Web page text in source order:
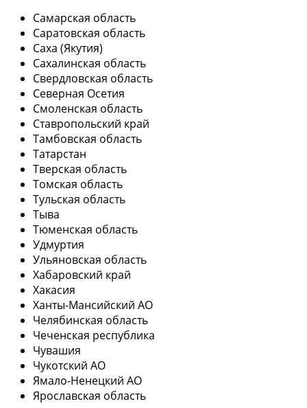
Самарская область
Саратовская область
Саха (Якутия)
Сахалинская область
Свердловская область
Северная Осетия
Смоленская область
Ставропольский край
Тамбовская область
Татарстан
Тверская область
Томская область
Тульская область
Тыва
Тюменская область
Удмуртия
Ульяновская область
Хабаровский край
Хакасия
Ханты-Мансийский АО
Челябинская область
Чеченская республика
Чувашия
Чукотский АО
Ямало-Ненецкий АО
Ярославская область